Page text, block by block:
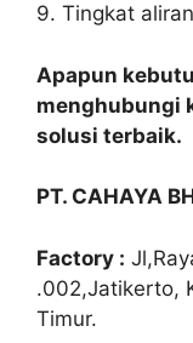
9. Tingkat
Apapun
menghubungi
solusi terbaik.
PT. CAHAYA
Factory :
.002,Jatikerto,
Timur.